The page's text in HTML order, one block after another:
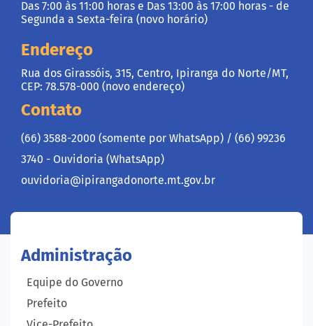
Das 7:00 às 11:00 horas e Das 13:00 às 17:00 horas - de
Segunda a Sexta-feira (novo horário)
Endereço
Rua dos Girassóis, 315, Centro, Ipiranga do Norte/MT,
CEP: 78.578-000 (novo endereço)
Contato
(66) 3588-2000 (somente por WhatsApp) / (66) 99236
3740 - Ouvidoria (WhatsApp)
ouvidoria@ipirangadonorte.mt.gov.br
Administração
Equipe do Governo
Prefeito